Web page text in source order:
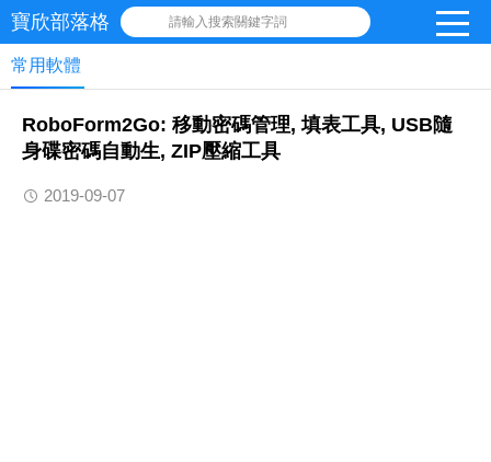
寶欣部落格 請輸入搜索關鍵字詞
常用軟體
RoboForm2Go: 移動密碼管理, 填表工具, USB隨
身碟密碼自動生, ZIP壓縮工具
2019-09-07